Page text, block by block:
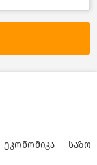
ᲔᲙᲝᲜᲝᲛᲘᲙᲐ